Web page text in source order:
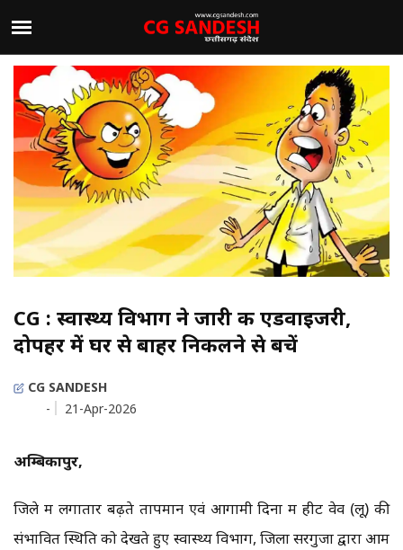
CG : स्वास्थ्य विभाग ने जारी की एडवाइजरी,
दोपहर में घर से बाहर निकलने से बचें
CG SANDESH
-
21-Apr-2026
अम्बिकापुर,
जिले में लगातार बढ़ते तापमान एवं आगामी दिनों में हीट वेव (लू) की
संभावित स्थिति को देखते हुए स्वास्थ्य विभाग, जिला सरगुजा द्वारा आम